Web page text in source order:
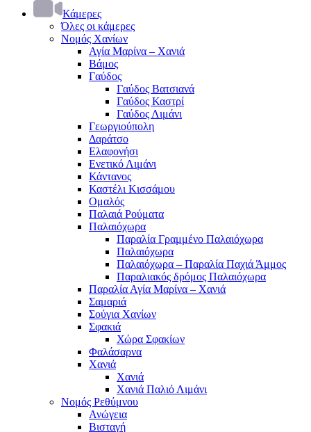
Κάμερες
Όλες οι κάμερες
Νομός Χανίων
Αγία Μαρίνα – Χανιά
Βάμος
Γαύδος
Γαύδος Βατσιανά
Γαύδος Καστρί
Γαύδος Λιμάνι
Γεωργιούπολη
Δαράτσο
Ελαφονήσι
Ενετικό Λιμάνι
Κάντανος
Καστέλι Κισσάμου
Ομαλός
Παλαιά Ρούματα
Παλαιόχωρα
Παραλία Γραμμένο Παλαιόχωρα
Παλαιόχωρα
Παλαιόχωρα – Παραλία Παχιά Άμμος
Παραλιακός δρόμος Παλαιόχωρα
Παραλία Αγία Μαρίνα – Χανιά
Σαμαριά
Σούγια Χανίων
Σφακιά
Χώρα Σφακίων
Φαλάσαρνα
Χανιά
Χανιά
Χανιά Παλιό Λιμάνι
Νομός Ρεθύμνου
Ανώγεια
Βισταγή